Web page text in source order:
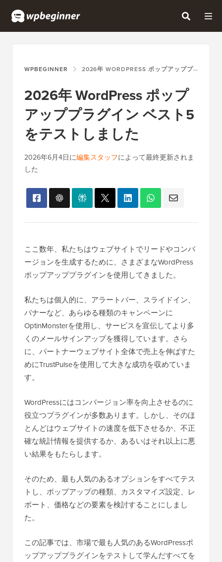
WPBEGINNER 2026年 WORDPRESS ポップアッププラグイン ベスト5をテストしました
2026年 WordPress ポップ
アッププラグイン ベスト5
をテストしました
2026年6月4日に編集スタッフによって最終更新されま
した
ここ数年、私たちはウェブサイトでリードやコンバ
ージョンを生成するために、さまざまなWordPress
ポップアッププラグインを使用してきました。
私たちは個人的に、アラートバー、スライドイン、
バナーなど、あらゆる種類のキャンペーンに
OptinMonsterを使用し、サービスを宣伝してより多
くのメールサインアップを獲得しています。さら
に、パートナーウェブサイト全体で売上を伸ばすた
めにTrustPulseを使用して大きな成功を収めていま
す。
WordPressにはコンバージョン率を向上させるのに
役立つプラグインが多数あります。しかし、そのほ
とんどはウェブサイトの速度を低下させるか、不正
確な統計情報を提供するか、あるいはそれ以上に悪
い結果をもたらします。
そのため、最も人気のあるオプションをすべてテス
トし、ポップアップの種類、カスタマイズ設定、レ
ポート、価格などの要素を検討することにしまし
た。
この記事では、市場で最も人気のあるWordPressポ
ップアッププラグインをテストして学んだすべてを